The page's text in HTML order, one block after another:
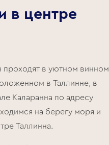
в центре
проходят в уютном винном
в Таллинне, в
Каларанна по адресу
на берегу моря и
Таллинна.